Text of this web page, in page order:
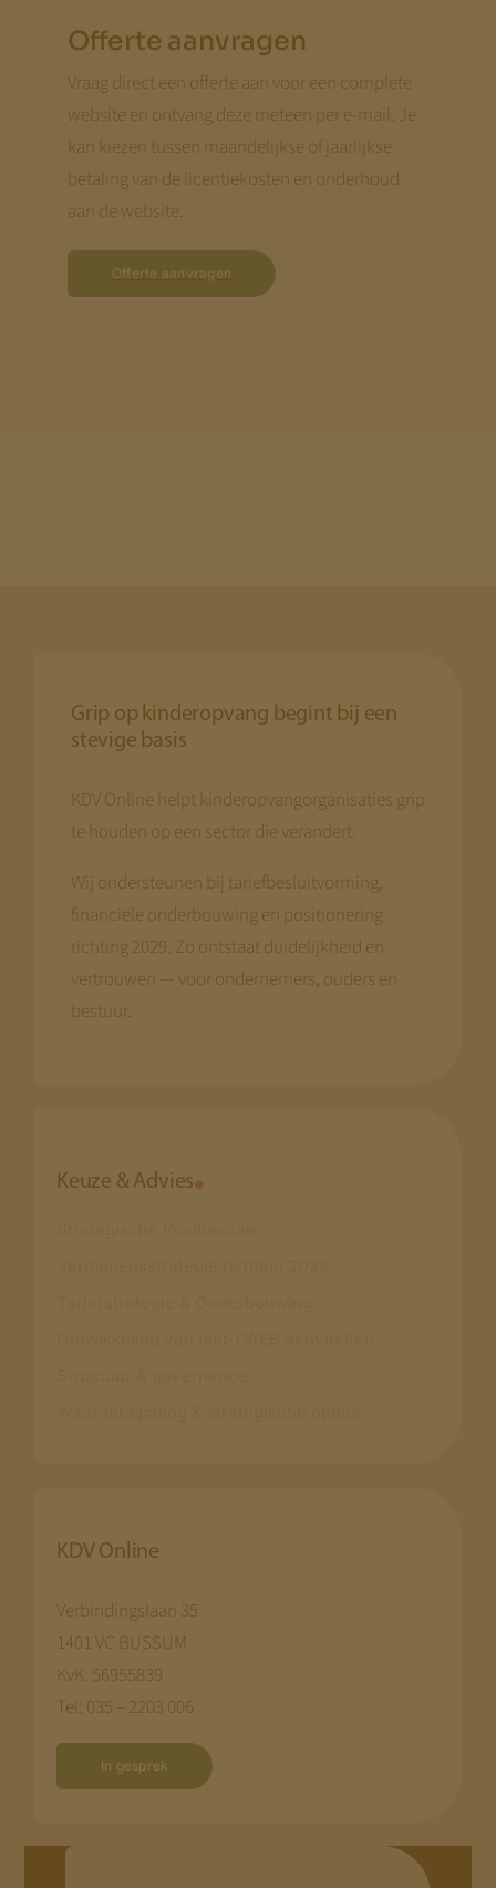
Offerte aanvragen
Vraag direct een offerte aan voor een complete
website en ontvang deze meteen per e-mail. Je
kan kiezen tussen maandelijkse of jaarlijkse
betaling van de licentiekosten en onderhoud
aan de website.
Offerte aanvragen
Grip op kinderopvang begint bij een
stevige basis
KDV Online helpt kinderopvangorganisaties grip
te houden op een sector die verandert.
Wij ondersteunen bij tariefbesluitvorming,
financiële onderbouwing en positionering
richting 2029. Zo ontstaat duidelijkheid en
vertrouwen — voor ondernemers, ouders en
bestuur.
Keuze & Advies
KDV Online
Verbindingslaan 35
1401 VC BUSSUM
KvK: 56955839
Tel: 035 – 2203 006
In gesprek